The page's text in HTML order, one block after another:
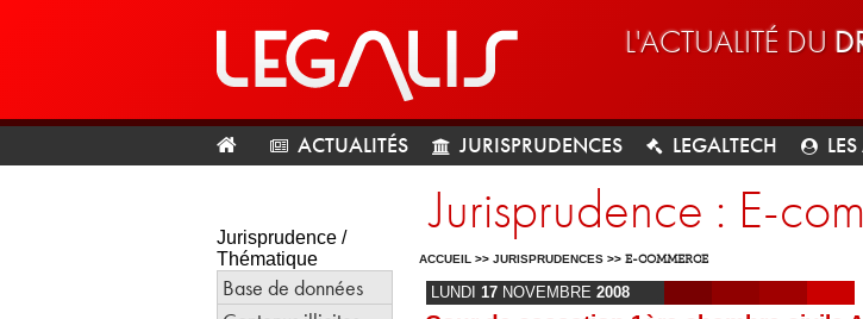
L'ACTUALITÉ DU
ACTUALITÉS JURISPRUDENCES LEGALTECH
Jurisprudence /
Thématique
Base de données
Jurisprudence : E-
ACCUEIL >> JURISPRUDENCES >> E-COMMERCE
LUNDI 17 NOVEMBRE 2008